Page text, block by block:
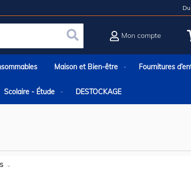
Rechercher
Mon compte
Maison et Bien-être Fournitures
Scolaire - Étude DESTOCKAGE